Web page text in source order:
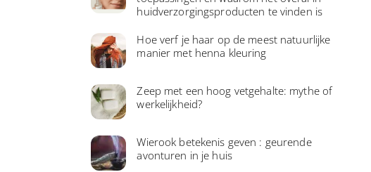
huidverzorgingsproducten te vinden is
Hoe verf je haar op de meest natuurlijke
manier met henna kleuring
Zeep met een hoog vetgehalte: mythe of
werkelijkheid?
Wierook betekenis geven : geurende
avonturen in je huis